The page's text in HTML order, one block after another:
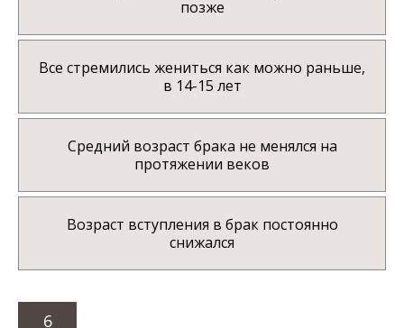
позже
Все стремились жениться как можно раньше,
в 14-15 лет
Средний возраст брака не менялся на
протяжении веков
Возраст вступления в брак постоянно
снижался
6